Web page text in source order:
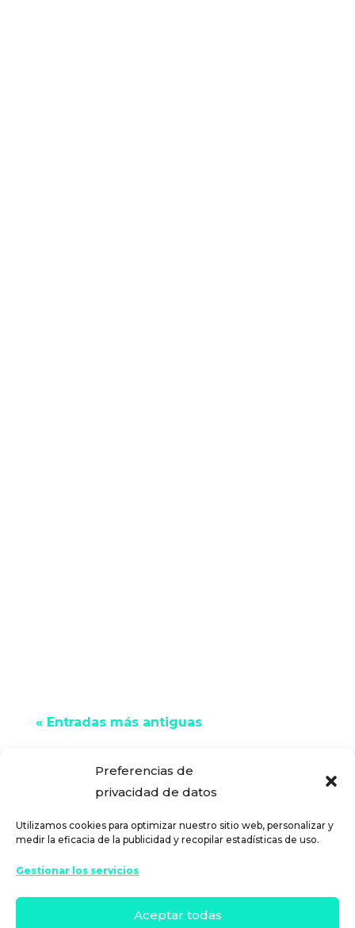
Preferencias de
privacidad de datos
Utilizamos cookies para optimizar nuestro sitio web, personalizar y
medir la eficacia de la publicidad y recopilar estadísticas de uso.
Gestionar los servicios
Aceptar todas
« Entradas más antiguas